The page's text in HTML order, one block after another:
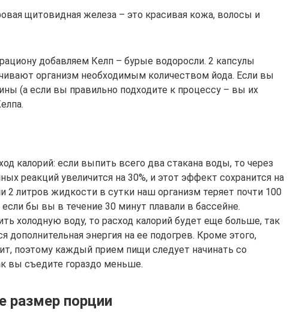
щитовидная железа – это красивая кожа, волосы и
добавляем Келп – бурые водоросли. 2 капсулы
организм необходимым количеством йода. Если вы
(а если вы правильно подходите к процессу – вы их
калорий: если выпить всего два стакана воды, то через
реакций увеличится на 30%, и этот эффект сохранится на
2 литров жидкости в сутки наш организм теряет почти 100
бы вы в течение 30 минут плавали в бассейне.
холодную воду, то расход калорий будет еще больше, так
дополнительная энергия на ее подогрев. Кроме этого,
поэтому каждый прием пищи следует начинать со
вы съедите гораздо меньше.
размер порции